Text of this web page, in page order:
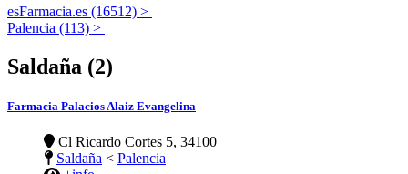
esFarmacia.es (16512) >
Palencia (113) >
Saldaña (2)
Farmacia Palacios Alaiz Evangelina
Cl Ricardo Cortes 5, 34100
Saldaña < Palencia